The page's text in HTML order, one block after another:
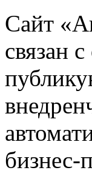
Сайт
связан
бизнес-